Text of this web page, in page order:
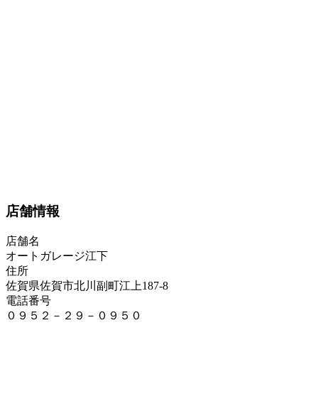
店舗情報
店舗名
オートガレージ江下
住所
佐賀県佐賀市北川副町江上187-8
電話番号
０９５２－２９－０９５０